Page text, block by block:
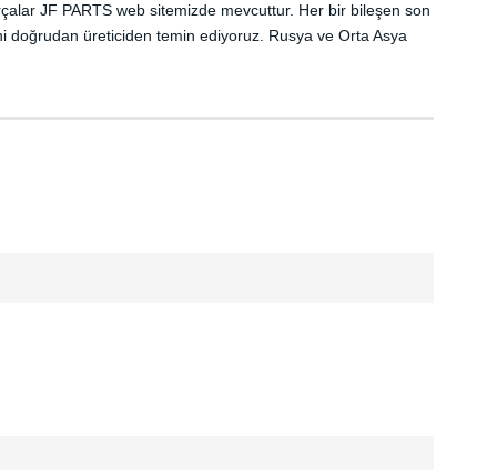
JF PARTS web sitemizde mevcuttur. Her bir bileşen son
doğrudan üreticiden temin ediyoruz. Rusya ve Orta Asya